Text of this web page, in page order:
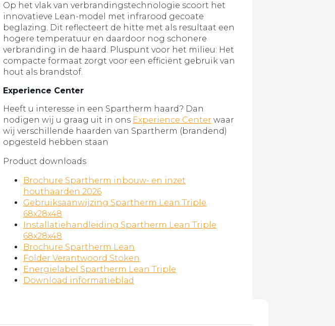
Op het vlak van verbrandingstechnologie scoort het
innovatieve Lean-model met infrarood gecoate
beglazing. Dit reflecteert de hitte met als resultaat een
hogere temperatuur en daardoor nog schonere
verbranding in de haard. Pluspunt voor het milieu: Het
compacte formaat zorgt voor een efficiënt gebruik van
hout als brandstof.
Experience Center
Heeft u interesse in een Spartherm haard? Dan
nodigen wij u graag uit in ons Experience Center waar
wij verschillende haarden van Spartherm (brandend)
opgesteld hebben staan
Product downloads
Brochure Spartherm inbouw- en inzet
houthaarden 2026
Gebruiksaanwijzing Spartherm Lean Triple
68x28x48
Installatiehandleiding Spartherm Lean Triple
68x28x48
Brochure Spartherm Lean
Folder Verantwoord Stoken
Energielabel Spartherm Lean Triple
Download informatieblad